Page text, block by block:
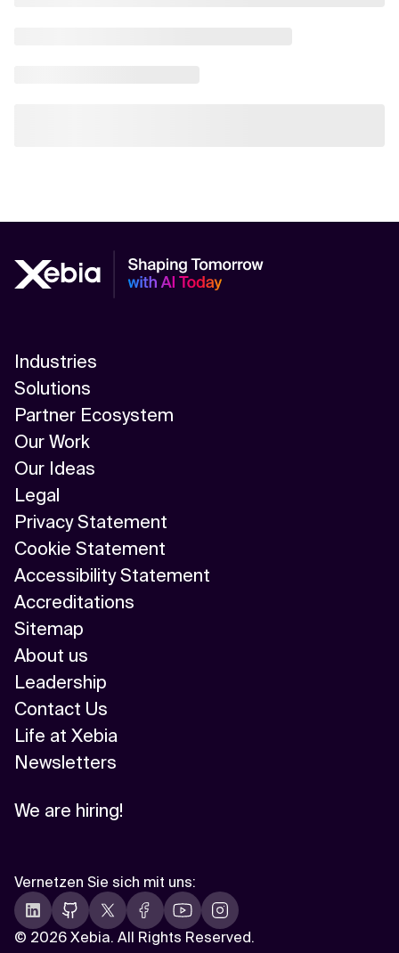
Industries
Solutions
Partner Ecosystem
Our Work
Our Ideas
Legal
Privacy Statement
Cookie Statement
Accessibility Statement
Accreditations
Sitemap
About us
Leadership
Contact Us
Life at Xebia
Newsletters
We are hiring!
© 2026 Xebia. All Rights Reserved.
Vernetzen Sie sich mit uns: